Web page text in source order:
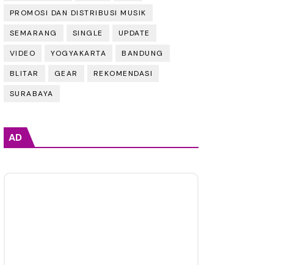
PROMOSI DAN DISTRIBUSI MUSIK
SEMARANG SINGLE UPDATE
VIDEO YOGYAKARTA BANDUNG
BLITAR GEAR REKOMENDASI
SURABAYA
AD